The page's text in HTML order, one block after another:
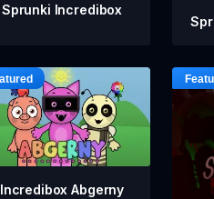
Sprunki Incredibox
Incredibox Abgerny